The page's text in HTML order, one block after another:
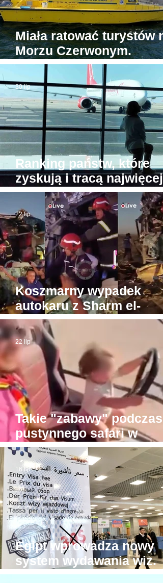
Miała ratować turystów
Morzu Czerwonym.
Tymczasem jedyna
egipska karetka wodna...
stoi w porcie
Ranking państw, które
zyskują i tracą najwięcej
turystów. Na przeciwnych
biegunach Egipt i
30 lip
Koszmarny wypadek
autokaru z Sharm el-
Sheikh do Gizy. Turyści
byli w drodze do Piramid
22 lip
Takie "zabawy" podczas
pustynnego safari w
Hurghadzie. Co trzeba
mieć w głowie, żeby na to
pozwolić?!
22 lip
Egipt wprowadza nowy
system wydawania wiz.
Będzie drożej!
16 lip